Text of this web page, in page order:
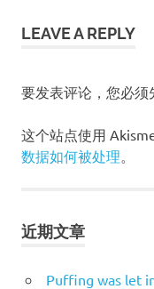
LEAVE A REPLY
要发表评论，您必须
这个站点使用
数据如何被处理
近期文章
Puffing was let